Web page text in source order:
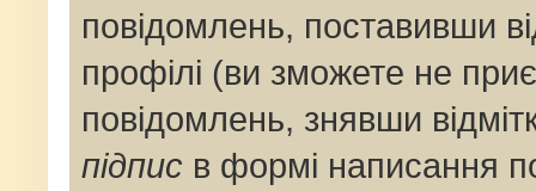
повідомлень, поставивши
профілі (ви зможете не
повідомлень, знявши
підпис в формі написання